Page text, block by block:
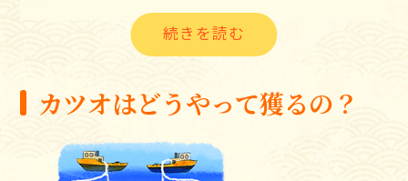
着物には「鰹縞（かつおじま）」といわれる、青や紺の
濃淡が縦に並んだ柄の織物があります。カツオの模様に
ています。江戸時代に始まり、現代の着物にも用いられ
ています。
回遊魚であるカツオは止まることなく一生泳ぎ続け、生
カツオはどうやって獲るの？